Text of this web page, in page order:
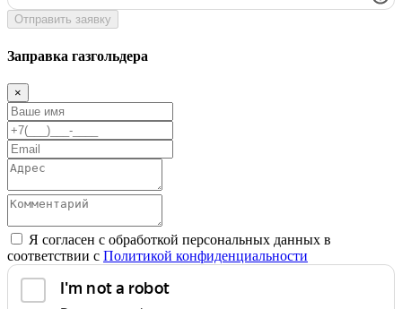
Отправить заявку
Заправка газгольдера
×
Я согласен с обработкой персональных данных в
соответствии с Политикой конфиденциальности